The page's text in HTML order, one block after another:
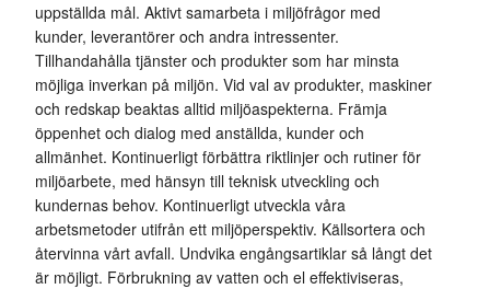
uppställda mål. Aktivt samarbeta i miljöfrågor med
kunder, leverantörer och andra intressenter.
Tillhandahålla tjänster och produkter som har minsta
möjliga inverkan på miljön. Vid val av produkter, maskiner
och redskap beaktas alltid miljöaspekterna. Främja
öppenhet och dialog med anställda, kunder och
allmänhet. Kontinuerligt förbättra riktlinjer och rutiner för
miljöarbete, med hänsyn till teknisk utveckling och
kundernas behov. Kontinuerligt utveckla våra
arbetsmetoder utifrån ett miljöperspektiv. Källsortera och
återvinna vårt avfall. Undvika engångsartiklar så långt det
är möjligt. Förbrukning av vatten och el effektiviseras,